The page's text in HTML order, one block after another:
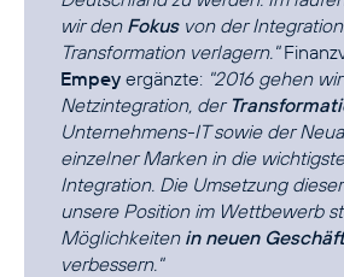
wir den Fokusvon der
Transformation verlagern."
Empey ergänzte: "2016 gehen
Netzintegration, der
Unternehmens-IT sowie der
einzelner Marken in die
Integration. Die Umsetzung
unsere Position im Wettbewerb
Möglichkeiten in neuen
verbessern."